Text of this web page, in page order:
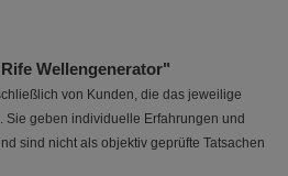
Wellengenerator"
von Kunden, die das jeweilige
Sie geben individuelle Erfahrungen und
sind nicht als objektiv geprüfte Tatsachen